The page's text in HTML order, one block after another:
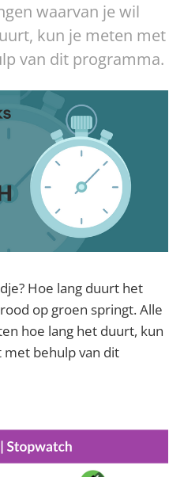
waarvan je wil
kun je meten met
van dit programma.
Hoe lang duurt het
op groen springt. Alle
hoe lang het duurt, kun
behulp van dit